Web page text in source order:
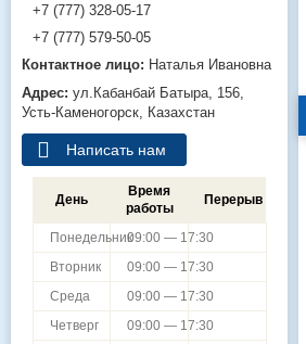
+7 (777) 328-05-17
+7 (777) 579-50-05
Наталья Ивановна
ул.Кабанбай Батыра, 156,
Усть-Каменогорск, Казахстан
Написать нам
День
Время
работы
Перерыв
Понедельник09:00 — 17:30
Вторник
09:00 — 17:30
Среда
09:00 — 17:30
Четверг
09:00 — 17:30